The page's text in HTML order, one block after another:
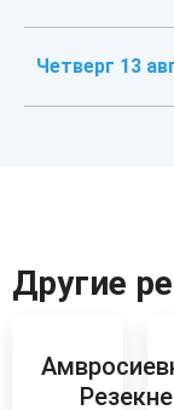
Четверг 13
Другие
Резекне